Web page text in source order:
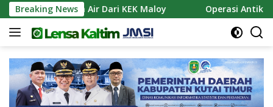
Langsung
ke
konten
Breaking News
Pasokan Air Dari KEK Maloy Operasi Antik